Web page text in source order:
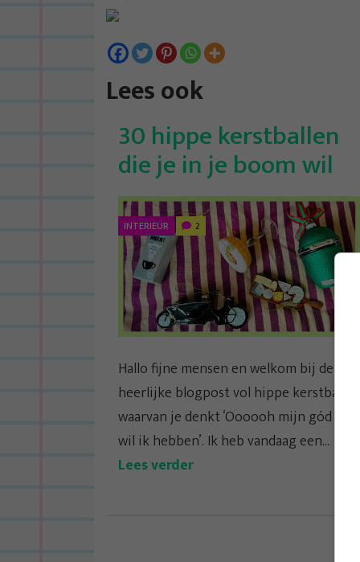
Lees ook
30 hippe kerstballen
die je in je boom wil
INTERIEUR 2
Hallo fijne mensen en welkom bij deze
heerlijke blogpost vol hippe kerstballen
waarvan je denkt ‘Oooooh mijn gód die
wil ik hebben’. Ik heb vandaag een...
Lees verder